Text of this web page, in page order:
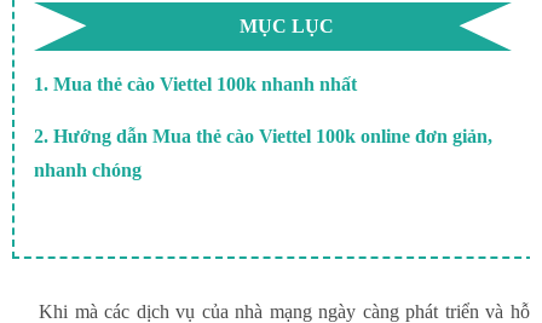
MỤC LỤC
1. Mua thẻ cào Viettel 100k nhanh nhất
2. Hướng dẫn Mua thẻ cào Viettel 100k online đơn giản,
nhanh chóng
Khi mà các dịch vụ của nhà mạng ngày càng phát triển và hỗ